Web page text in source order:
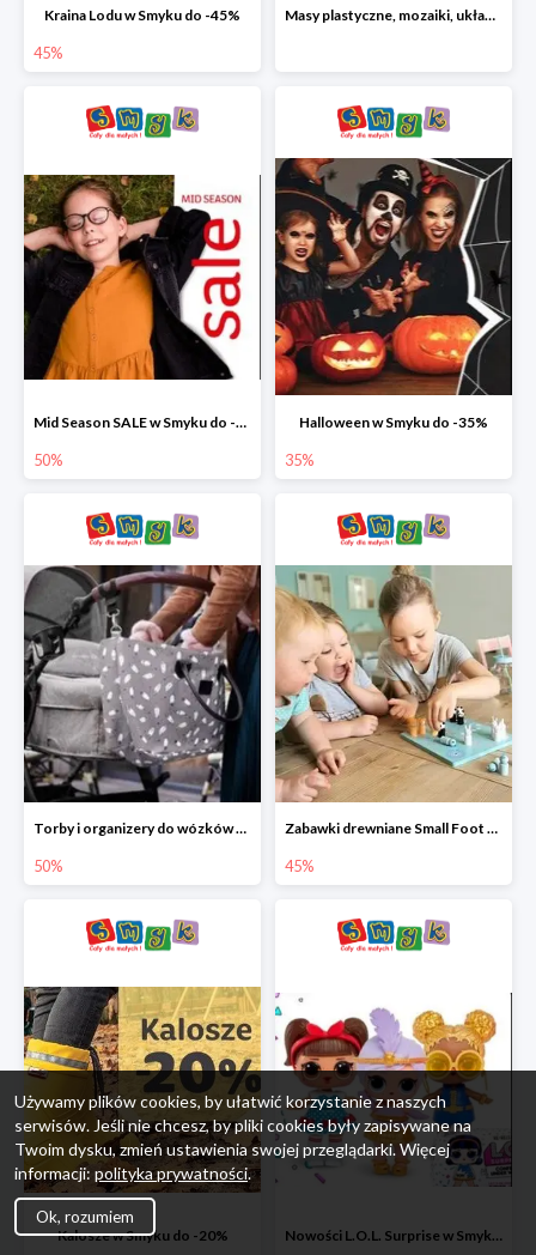
Kraina Lodu w Smyku do -45%
45%
Masy plastyczne, mozaiki, układanki do -45%
Mid Season SALE w Smyku do -50%
50%
Halloween w Smyku do -35%
35%
Torby i organizery do wózków w Smyku do -50%
50%
Zabawki drewniane Small Foot do -45%
45%
Kalosze w Smyku do -20% Nowości L.O.L. Surprise w Smyku do -45%
Używamy plików cookies, by ułatwić korzystanie z naszych
serwisów. Jeśli nie chcesz, by pliki cookies były zapisywane na
Twoim dysku, zmień ustawienia swojej przeglądarki. Więcej
informacji: polityka prywatności.
Ok, rozumiem